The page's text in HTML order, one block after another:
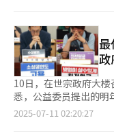
心理迟迟未能复苏。尤
商户，经营状况更是举步维艰。 国税厅日前
显示，去年韩国申报停
餐饮业占比近半，超过
李在明在社交网络发文
如今连下馆子吃顿饭都
开始发放的消费券可以
机，能够让民众在餐饮
最
政
10日，在世宗政府大
悉，公益委员提出的明
（约合人民币53.41元
2025-07-11 02:20:27